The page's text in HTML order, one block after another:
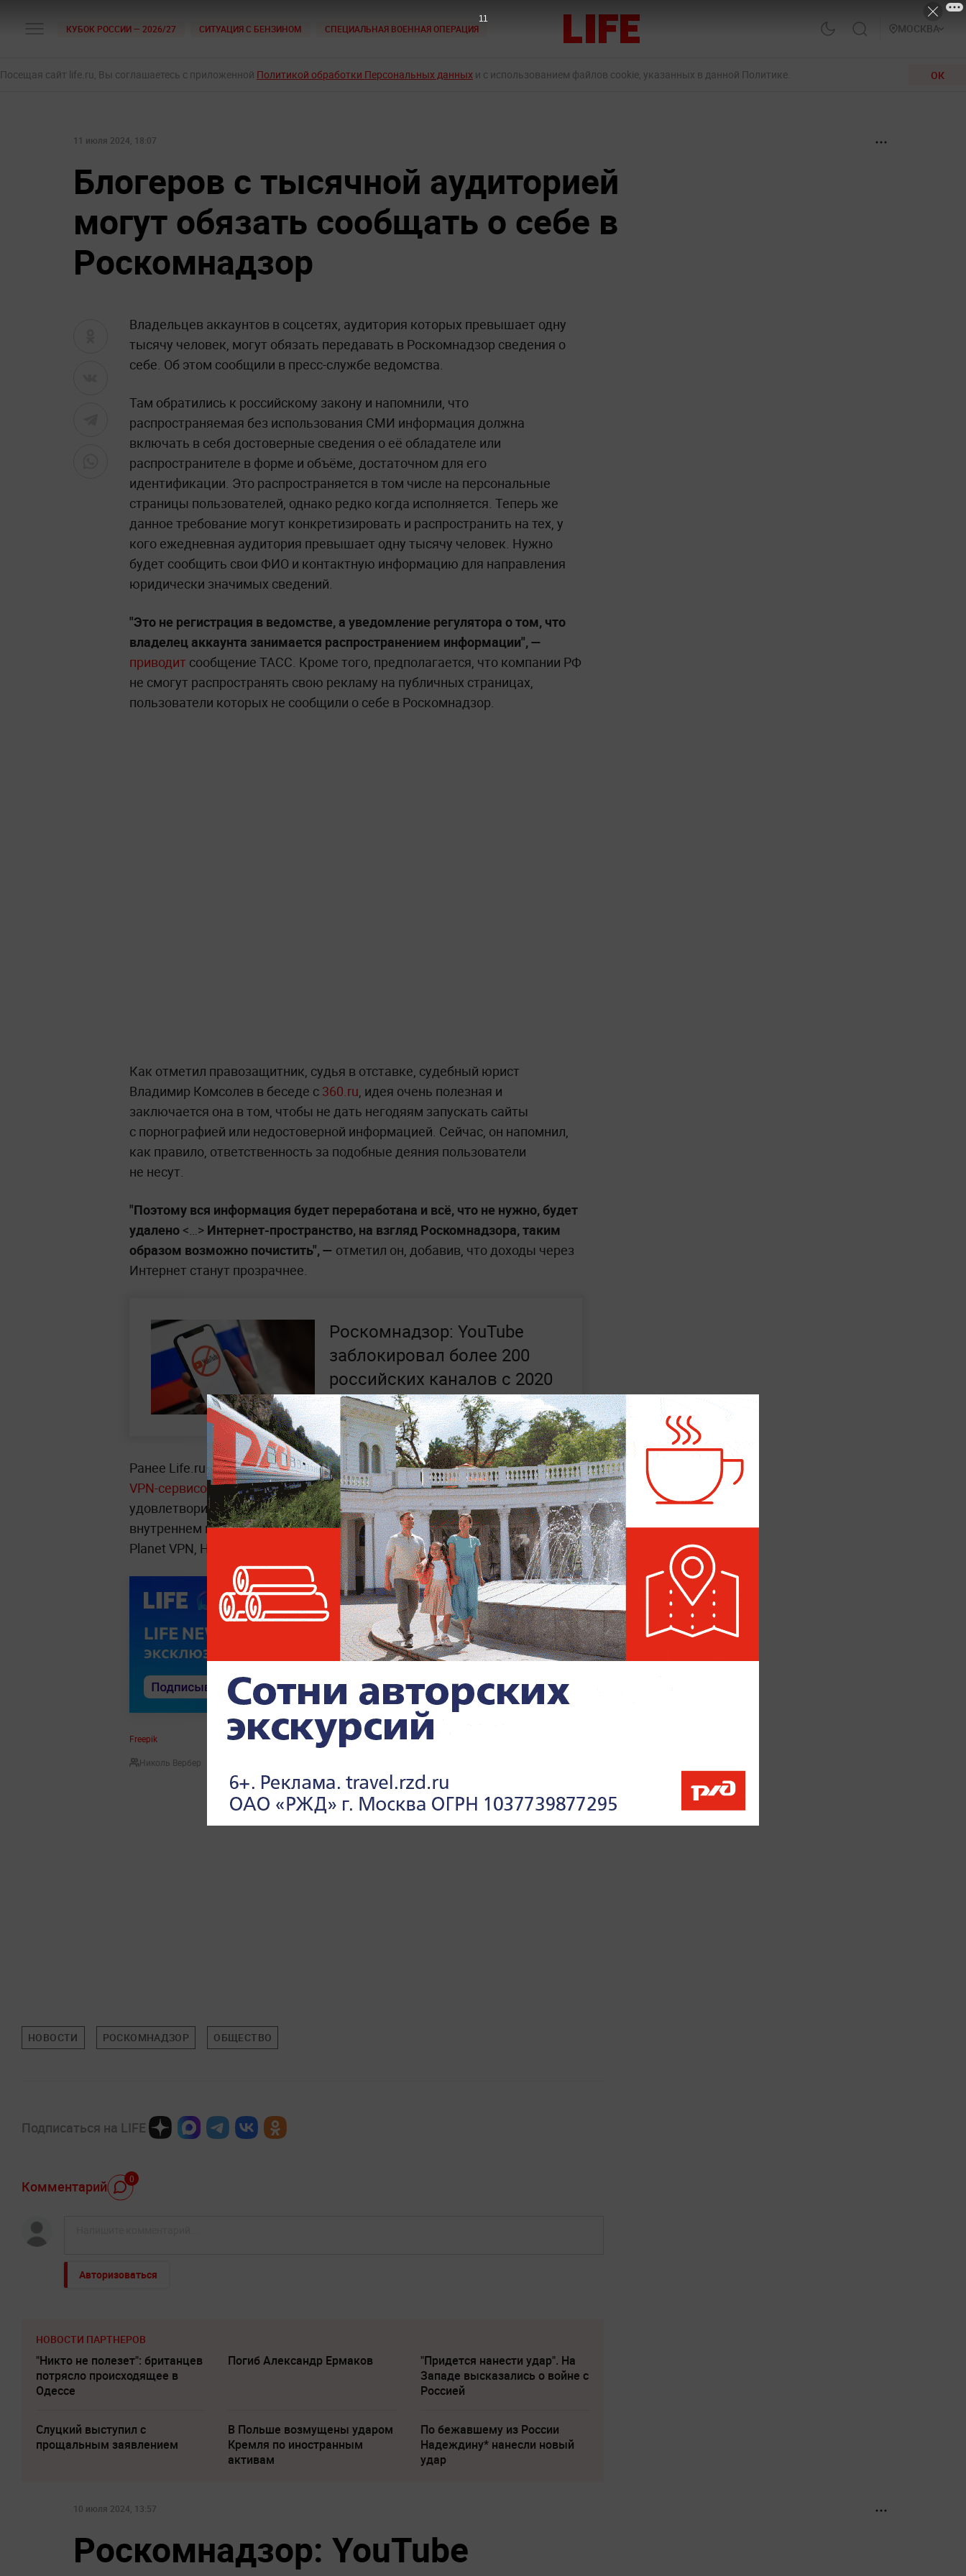
КУБОК РОССИИ — 2026/27 СИТУАЦИЯ С БЕНЗИНОМ СПЕЦИАЛЬНАЯ ВОЕННАЯ ОПЕРАЦИЯ МОСКВА
Посещая сайт life.ru, Вы соглашаетесь с приложенной Политикой обработки Персональных данных и с использованием файлов cookie, указанных в данной Политике. ОК
11 июля 2024, 18:07
Блогеров с тысячной аудиторией
могут обязать сообщать о себе в
Роскомнадзор
Владельцев аккаунтов в соцсетях, аудитория которых превышает одну
тысячу человек, могут обязать передавать в Роскомнадзор сведения о
себе. Об этом сообщили в пресс-службе ведомства.
Там обратились к российскому закону и напомнили, что
распространяемая без использования СМИ информация должна
включать в себя достоверные сведения о её обладателе или
распространителе в форме и объёме, достаточном для его
идентификации. Это распространяется в том числе на персональные
страницы пользователей, однако редко когда исполняется. Теперь же
данное требование могут конкретизировать и распространить на тех, у
кого ежедневная аудитория превышает одну тысячу человек. Нужно
будет сообщить свои ФИО и контактную информацию для направления
юридически значимых сведений.
"Это не регистрация в ведомстве, а уведомление регулятора о том, что
владелец аккаунта занимается распространением информации", —
приводит сообщение ТАСС. Кроме того, предполагается, что компании РФ
не смогут распространять свою рекламу на публичных страницах,
пользователи которых не сообщили о себе в Роскомнадзор.
Как отметил правозащитник, судья в отставке, судебный юрист
Владимир Комсолев в беседе с 360.ru, идея очень полезная и
заключается она в том, чтобы не дать негодяям запускать сайты
с порнографией или недостоверной информацией. Сейчас, он напомнил,
как правило, ответственность за подобные деяния пользователи
не несут.
"Поэтому вся информация будет переработана и всё, что не нужно, будет
удалено <…> Интернет-пространство, на взгляд Роскомнадзора, таким
образом возможно почистить", — отметил он, добавив, что доходы через
Интернет станут прозрачнее.
Роскомнадзор: YouTube
заблокировал более 200
российских каналов с 2020
года
Ранее Life.ru рассказывал о том, чтоРоскомнадзор добился удаления 25
VPN-сервисов из App Store.Американская корпорация решила
удовлетворить требование ведомства и заблокировала в своём
внутреннем магазине приложений NordVPN, Proton VPN, Red Shield VPN,
Planet VPN, Hidemy.Name VPN, Le VPN и PIA VPN.
Freepik
Николь Вербер
НОВОСТИ РОСКОМНАДЗОР ОБЩЕСТВО
Подписаться на LIFE
Комментарий 0
Авторизоваться
НОВОСТИ ПАРТНЕРОВ
"Никто не полезет": британцев
потрясло происходящее в
Одессе
Погиб Александр Ермаков
"Придется нанести удар". На
Западе высказались о войне с
Россией
Слуцкий выступил с
прощальным заявлением
В Польше возмущены ударом
Кремля по иностранным
активам
По бежавшему из России
Надеждину* нанесли новый
удар
10 июля 2024, 13:57
Роскомнадзор: YouTube
10